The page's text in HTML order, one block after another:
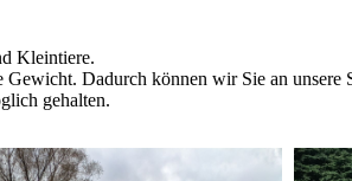
Kleintiere.
Dadurch können wir Sie an unsere
gehalten.